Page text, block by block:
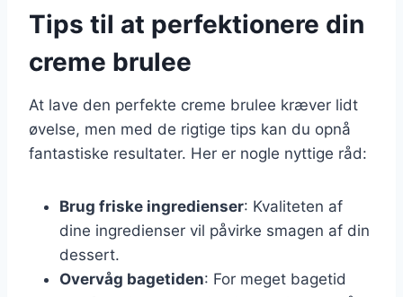
Tips til at perfektionere din
creme brulee
At lave den perfekte creme brulee kræver lidt
øvelse, men med de rigtige tips kan du opnå
fantastiske resultater. Her er nogle nyttige råd:
Brug friske ingredienser: Kvaliteten af
dine ingredienser vil påvirke smagen af din
dessert.
Overvåg bagetiden: For meget bagetid